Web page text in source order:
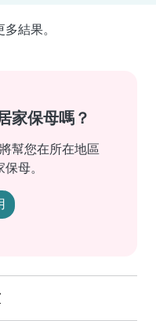
結果。
家保母嗎？
幫您在所在地區
母。